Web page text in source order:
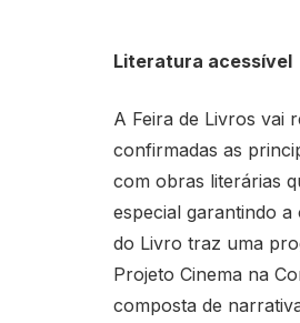
Literatura acessível
A Feira de Livros vai
confirmadas as
com obras literárias
especial garantindo
do Livro traz uma
Projeto Cinema na
composta de